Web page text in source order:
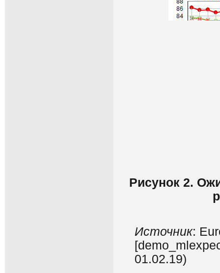
Рисунок 2.
Источник:
01.02.19)